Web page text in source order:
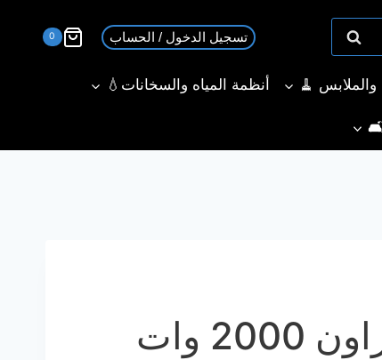
تسجيل الدخول / الحساب 0
والملابس 🧹 أنظمة المياه والسخانات💧
🛋️
مكواة بخار براون 2000 وات